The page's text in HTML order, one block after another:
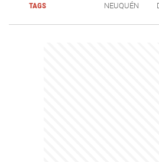
TAGS NEUQUÉN